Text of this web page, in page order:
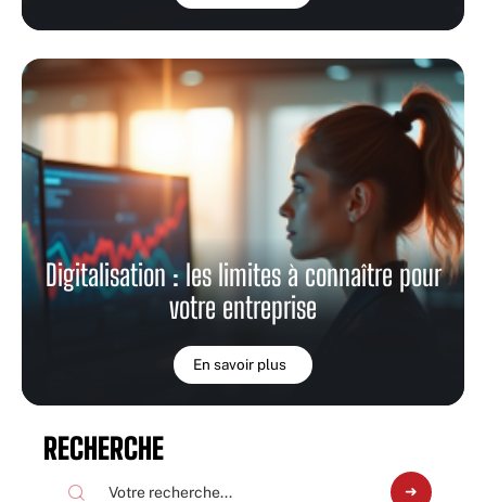
Digitalisation : les limites à connaître pour
votre entreprise
En savoir plus
RECHERCHE